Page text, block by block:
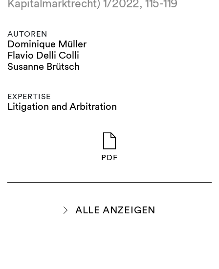
Kapitalmarktrecht) 1/2022, 115-119
AUTOREN
Dominique Müller
Flavio Delli Colli
Susanne Brütsch
EXPERTISE
Litigation and Arbitration
PDF
ALLE ANZEIGEN